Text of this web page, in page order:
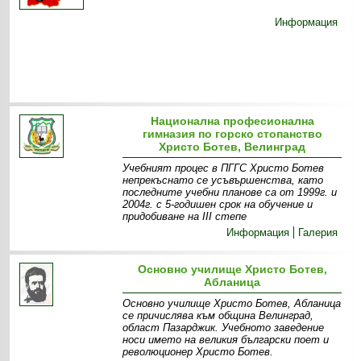
Информация
Национална професионална
гимназия по горско стопанство
Христо Ботев, Велинград
Учебният процес в ПГГС Христо Ботев
непрекъснато се усъвършенства, като
последните учебни планове са от 1999г. и
2004г. с 5-годишен срок на обучение и
придобиване на III степе
Информация
Галерия
Основно училище Христо Ботев,
Абланица
Основно училище Христо Ботев, Абланица
се причислява към община Велинград,
област Пазарджик. Учебното заведение
носи името на великия български поет и
революционер Христо Ботев.